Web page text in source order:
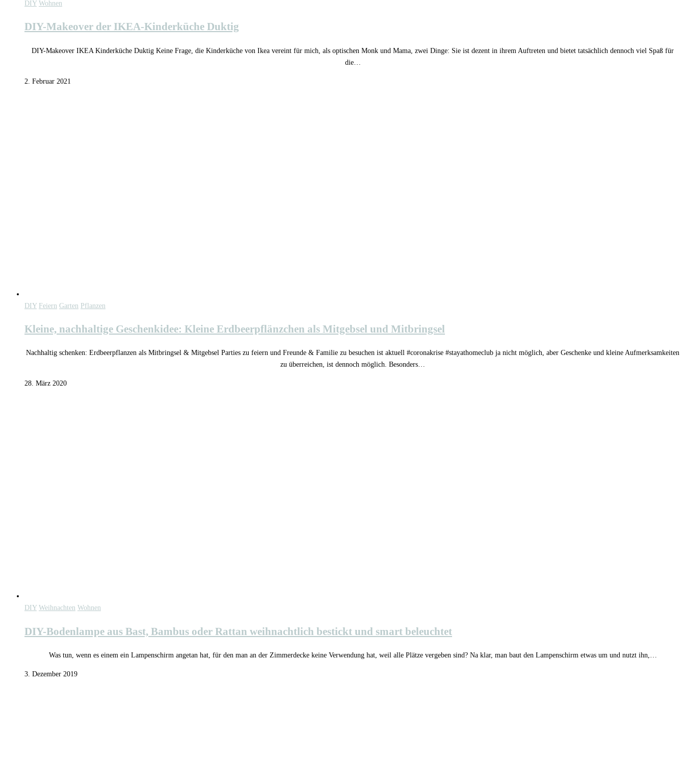
DIY Wohnen
DIY-Makeover der IKEA-Kinderküche Duktig
DIY-Makeover IKEA Kinderküche Duktig Keine Frage, die Kinderküche von Ikea vereint für mich, als optischen Monk und Mama, zwei Dinge: Sie ist dezent in ihrem Auftreten und bietet tatsächlich dennoch viel Spaß für
die…
2. Februar 2021
DIY Feiern Garten Pflanzen
Kleine, nachhaltige Geschenkidee: Kleine Erdbeerpflänzchen als Mitgebsel und Mitbringsel
Nachhaltig schenken: Erdbeerpflanzen als Mitbringsel & Mitgebsel Parties zu feiern und Freunde & Familie zu besuchen ist aktuell #coronakrise #stayathomeclub ja nicht möglich, aber Geschenke und kleine Aufmerksamkeiten
zu überreichen, ist dennoch möglich. Besonders…
28. März 2020
DIY Weihnachten Wohnen
DIY-Bodenlampe aus Bast, Bambus oder Rattan weihnachtlich bestickt und smart beleuchtet
Was tun, wenn es einem ein Lampenschirm angetan hat, für den man an der Zimmerdecke keine Verwendung hat, weil alle Plätze vergeben sind? Na klar, man baut den Lampenschirm etwas um und nutzt ihn,…
3. Dezember 2019